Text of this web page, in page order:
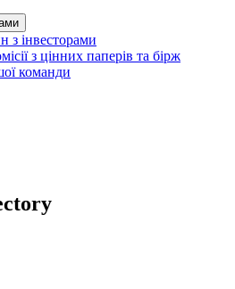
з інвесторами
з цінних паперів та бірж
команди